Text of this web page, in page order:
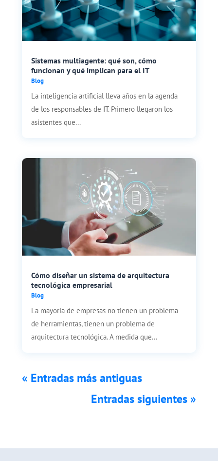
Sistemas multiagente: qué son, cómo
funcionan y qué implican para el IT
Blog
La inteligencia artificial lleva años en la agenda
de los responsables de IT. Primero llegaron los
asistentes que...
Cómo diseñar un sistema de arquitectura
tecnológica empresarial
Blog
La mayoría de empresas no tienen un problema
de herramientas, tienen un problema de
arquitectura tecnológica. A medida que...
« Entradas más antiguas
Entradas siguientes »